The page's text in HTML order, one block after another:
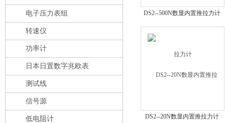
电子压力表组
转速仪
功率计
日本日置数字兆欧表
测试线
信号源
低电阻计
DS2--500N数显内置推拉力计
DS2--20N数显内置推拉力计